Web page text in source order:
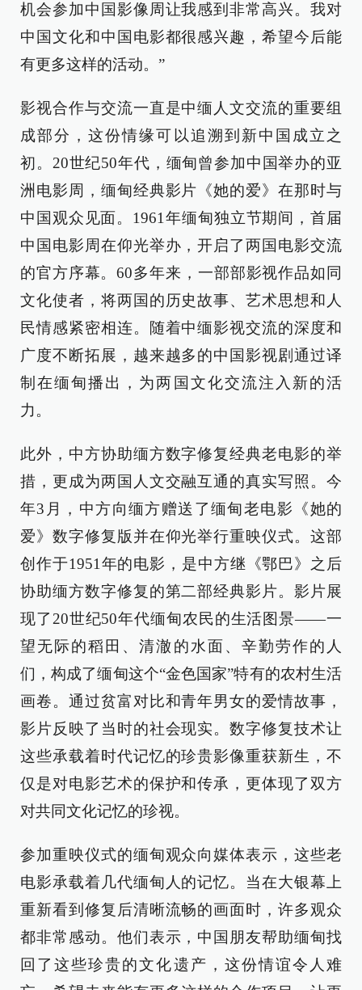
机会参加中国影像周让我感到非常高兴。我对
中国文化和中国电影都很感兴趣，希望今后能
有更多这样的活动。”
影视合作与交流一直是中缅人文交流的重要组
成部分，这份情缘可以追溯到新中国成立之
初。20世纪50年代，缅甸曾参加中国举办的亚
洲电影周，缅甸经典影片《她的爱》在那时与
中国观众见面。1961年缅甸独立节期间，首届
中国电影周在仰光举办，开启了两国电影交流
的官方序幕。60多年来，一部部影视作品如同
文化使者，将两国的历史故事、艺术思想和人
民情感紧密相连。随着中缅影视交流的深度和
广度不断拓展，越来越多的中国影视剧通过译
制在缅甸播出，为两国文化交流注入新的活
力。
此外，中方协助缅方数字修复经典老电影的举
措，更成为两国人文交融互通的真实写照。今
年3月，中方向缅方赠送了缅甸老电影《她的
爱》数字修复版并在仰光举行重映仪式。这部
创作于1951年的电影，是中方继《鄂巴》之后
协助缅方数字修复的第二部经典影片。影片展
现了20世纪50年代缅甸农民的生活图景——一
望无际的稻田、清澈的水面、辛勤劳作的人
们，构成了缅甸这个“金色国家”特有的农村生活
画卷。通过贫富对比和青年男女的爱情故事，
影片反映了当时的社会现实。数字修复技术让
这些承载着时代记忆的珍贵影像重获新生，不
仅是对电影艺术的保护和传承，更体现了双方
对共同文化记忆的珍视。
参加重映仪式的缅甸观众向媒体表示，这些老
电影承载着几代缅甸人的记忆。当在大银幕上
重新看到修复后清晰流畅的画面时，许多观众
都非常感动。他们表示，中国朋友帮助缅甸找
回了这些珍贵的文化遗产，这份情谊令人难